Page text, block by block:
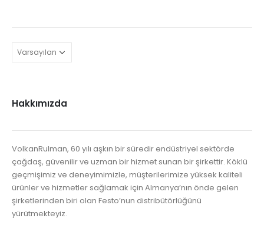
Hakkımızda
VolkanRulman, 60 yılı aşkın bir süredir endüstriyel sektörde
çağdaş, güvenilir ve uzman bir hizmet sunan bir şirkettir. Köklü
geçmişimiz ve deneyimimizle, müşterilerimize yüksek kaliteli
ürünler ve hizmetler sağlamak için Almanya’nın önde gelen
şirketlerinden biri olan Festo’nun distribütörlüğünü
yürütmekteyiz.